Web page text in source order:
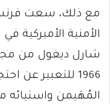
مع ذلك، سعت
الأمنية الأميركية
شارل ديغول من
1966 للتعبير عن
المُهَيمن واستيائه